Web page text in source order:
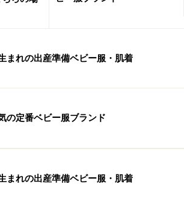
まれの出産準備ベビー服・肌着
の定番ベビー服ブランド
まれの出産準備ベビー服・肌着